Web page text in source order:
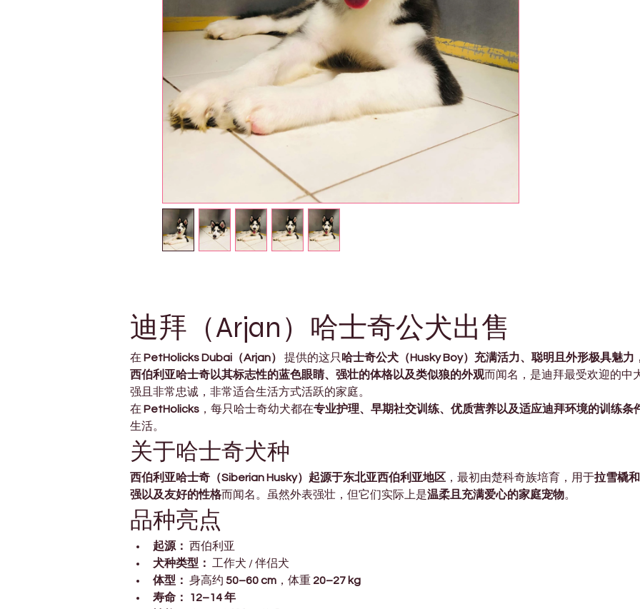
迪拜（Arjan）哈士奇公犬出售
在 PetHolicks Dubai（Arjan） 提供的这只哈士奇公犬（Husky Boy）充满活力、聪明且外形极具魅力
西伯利亚哈士奇以其标志性的蓝色眼睛、强壮的体格以及类似狼的外观而闻名，是迪拜最受欢迎的中
强且非常忠诚，非常适合生活方式活跃的家庭。
在 PetHolicks ，每只哈士奇幼犬都在专业护理、早期社交训练、优质营养以及适应迪拜环境的训练条
生活。
关于哈士奇犬种
西伯利亚哈士奇（Siberian Husky）起源于东北亚西伯利亚地区 ，最初由楚科奇族培育，用于拉雪橇
强以及友好的性格而闻名。虽然外表强壮，但它们实际上是温柔且充满爱心的家庭宠物。
品种亮点
起源：
西伯利亚
犬种类型： 工作犬 / 伴侣犬
体型： 身高约 50–60 cm ，体重 20–27 kg
寿命：
12–14 年